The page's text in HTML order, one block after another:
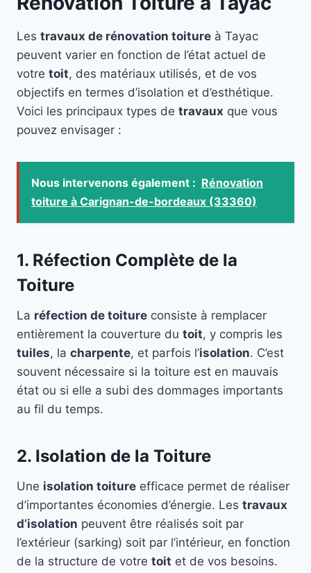
Les travaux de rénovation toiture à Tayac
peuvent varier en fonction de l’état actuel de
votre toit, des matériaux utilisés, et de vos
objectifs en termes d’isolation et d’esthétique.
Voici les principaux types de travaux que vous
pouvez envisager :
Nous intervenons également : Rénovation
toiture à Carignan-de-bordeaux (33360)
1. Réfection Complète de la
Toiture
La réfection de toiture consiste à remplacer
entièrement la couverture du toit, y compris les
tuiles, la charpente, et parfois l’isolation. C’est
souvent nécessaire si la toiture est en mauvais
état ou si elle a subi des dommages importants
au fil du temps.
2. Isolation de la Toiture
Une isolation toiture efficace permet de réaliser
d’importantes économies d’énergie. Les travaux
d’isolation peuvent être réalisés soit par
l’extérieur (sarking) soit par l’intérieur, en fonction
de la structure de votre toit et de vos besoins.